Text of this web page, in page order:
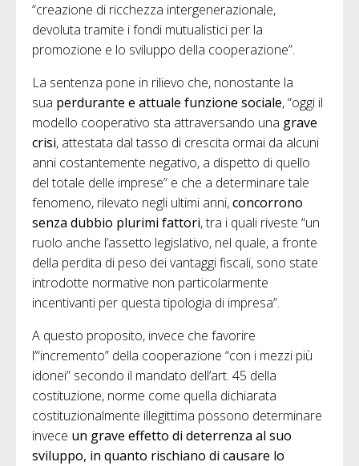
“creazione di ricchezza intergenerazionale,
devoluta tramite i fondi mutualistici per la
promozione e lo sviluppo della cooperazione”.
La sentenza pone in rilievo che, nonostante la
sua perdurante e attuale funzione sociale, “oggi il
modello cooperativo sta attraversando una grave
crisi, attestata dal tasso di crescita ormai da alcuni
anni costantemente negativo, a dispetto di quello
del totale delle imprese” e che a determinare tale
fenomeno, rilevato negli ultimi anni,concorrono
senza dubbio plurimi fattori, tra i quali riveste “un
ruolo anche l’assetto legislativo, nel quale, a fronte
della perdita di peso dei vantaggi fiscali, sono state
introdotte normative non particolarmente
incentivanti per questa tipologia di impresa”.
A questo proposito, invece che favorire
l’“incremento” della cooperazione “con i mezzi più
idonei” secondo il mandato dell’art. 45 della
costituzione, norme come quella dichiarata
costituzionalmente illegittima possono determinare
invece un grave effetto di deterrenza al suo
sviluppo, in quanto rischiano di causare lo